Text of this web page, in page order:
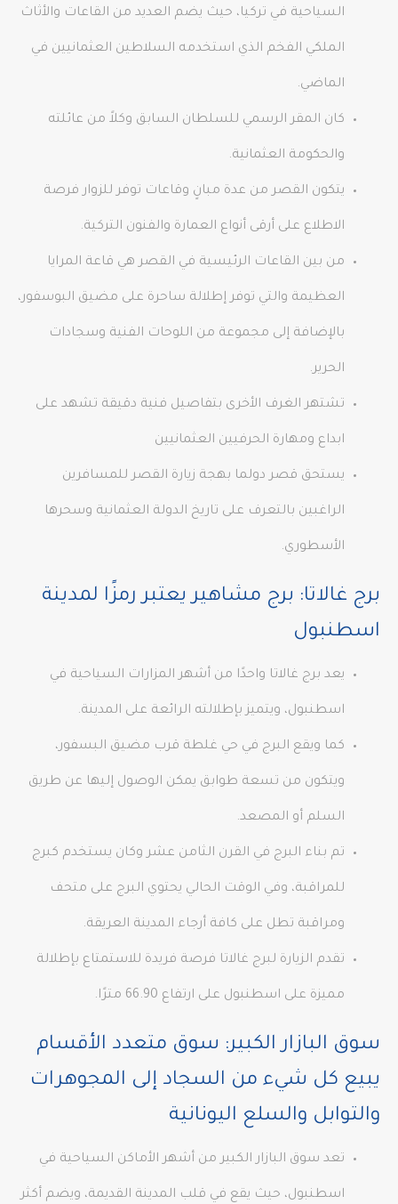
السياحية في تركيا، حيث يضم العديد من القاعات والأثاث
الملكي الفخم الذي استخدمه السلاطين العثمانيين في
الماضي.
كان المقر الرسمي للسلطان السابق وكلاً من عائلته
والحكومة العثمانية.
يتكون القصر من عدة مبانٍ وقاعات توفر للزوار فرصة
الاطلاع على أرقى أنواع العمارة والفنون التركية.
من بين القاعات الرئيسية في القصر هي قاعة المرايا
العظيمة والتي توفر إطلالة ساحرة على مضيق البوسفور،
بالإضافة إلى مجموعة من اللوحات الفنية وسجادات
الحرير.
تشتهر الغرف الأخرى بتفاصيل فنية دقيقة تشهد على
ابداع ومهارة الحرفيين العثمانيين
يستحق قصر دولما بهجة زيارة القصر للمسافرين
الراغبين بالتعرف على تاريخ الدولة العثمانية وسحرها
الأسطوري.
برج غالاتا: برج مشاهير يعتبر رمزًا لمدينة
اسطنبول
يعد برج غالاتا واحدًا من أشهر المزارات السياحية في
اسطنبول، ويتميز بإطلالته الرائعة على المدينة.
كما ويقع البرج في حي غلطة قرب مضيق البسفور،
ويتكون من تسعة طوابق يمكن الوصول إليها عن طريق
السلم أو المصعد.
تم بناء البرج في القرن الثامن عشر وكان يستخدم كبرج
للمراقبة، وفي الوقت الحالي يحتوي البرج على متحف
ومراقبة تطل على كافة أرجاء المدينة العريقة.
تقدم الزيارة لبرج غالاتا فرصة فريدة للاستمتاع بإطلالة
مميزة على اسطنبول على ارتفاع 66.90 مترًا.
سوق البازار الكبير: سوق متعدد الأقسام
يبيع كل شيء من السجاد إلى المجوهرات
والتوابل والسلع اليونانية
تعد سوق البازار الكبير من أشهر الأماكن السياحية في
اسطنبول، حيث يقع في قلب المدينة القديمة، ويضم أكثر